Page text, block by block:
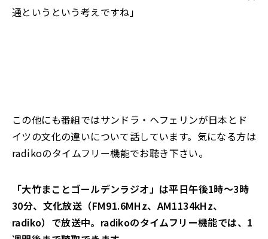
通というという考えですね」
この他にも番組ではサンドラ・ヘフェリンが日本とド
イツの文化の違いについて話しています。気になる方は
radikoのタイムフリー機能でお聴き下さい。
「大竹まことゴールデンラジオ」は平日午後1時～3時
30分、文化放送（FM91.6MHz、AM1134kHz、
radiko）で放送中。radikoのタイムフリー機能では、1